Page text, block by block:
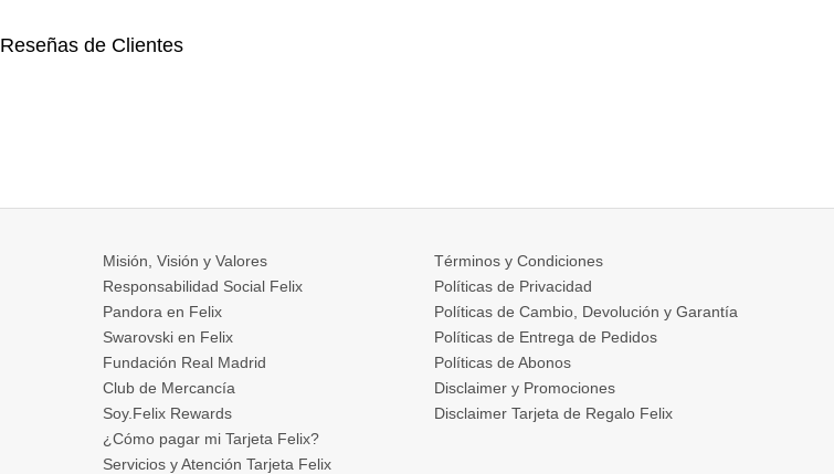
Reseñas de Clientes
Misión, Visión y Valores
Responsabilidad Social Felix
Pandora en Felix
Swarovski en Felix
Fundación Real Madrid
Club de Mercancía
Soy.Felix Rewards
¿Cómo pagar mi Tarjeta Felix?
Servicios y Atención Tarjeta Felix
Términos y Condiciones
Políticas de Privacidad
Políticas de Cambio, Devolución y Garantía
Políticas de Entrega de Pedidos
Políticas de Abonos
Disclaimer y Promociones
Disclaimer Tarjeta de Regalo Felix